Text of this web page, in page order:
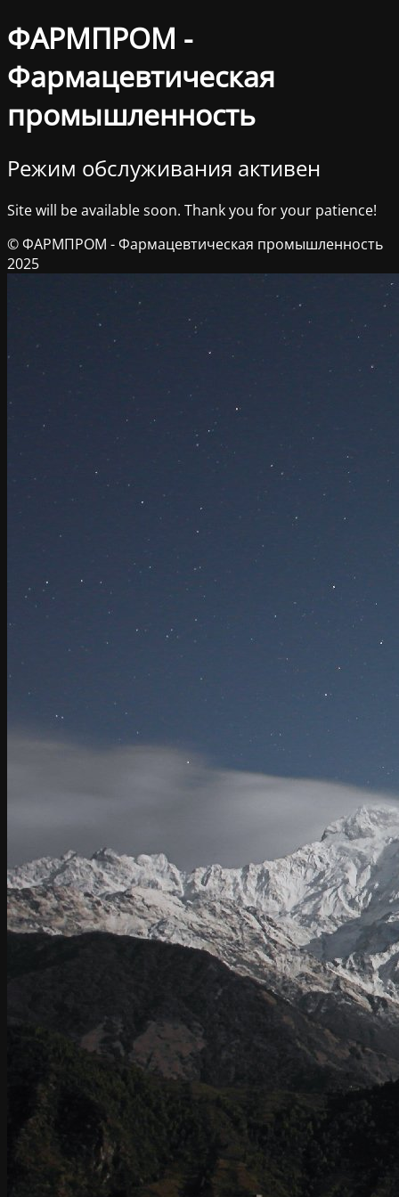
ФАРМПРОМ -
Фармацевтическая
промышленность
Режим обслуживания активен
Site will be available soon. Thank you for your patience!
© ФАРМПРОМ - Фармацевтическая промышленность
2025